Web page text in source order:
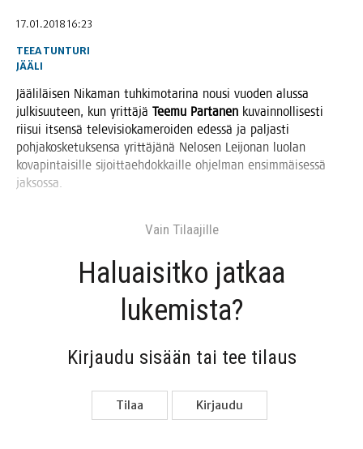
17.01.2018 16:23
TEEA TUNTURI
JÄÄLI
Jää­li­läi­sen Nika­man tuh­ki­mo­ta­ri­na nousi vuo­den alus­sa
jul­ki­suu­teen, kun yrit­tä­jä Tee­mu Par­ta­nen kuvain­nol­li­ses­ti
rii­sui itsen­sä tele­vi­sio­ka­me­roi­den edes­sä ja pal­jas­ti
poh­ja­kos­ke­tuk­sen­sa yrit­tä­jä­nä Nelo­sen Lei­jo­nan luo­lan
kova­pin­tai­sil­le sijoit­taeh­dok­kail­le ohjel­man ensim­mäi­ses­sä
jaksossa.
Vain Tilaa­jil­le
Haluai­sit­ko jat­kaa
lukemista?
Kir­jau­du sisään tai tee tilaus
Tilaa Kir­jau­du